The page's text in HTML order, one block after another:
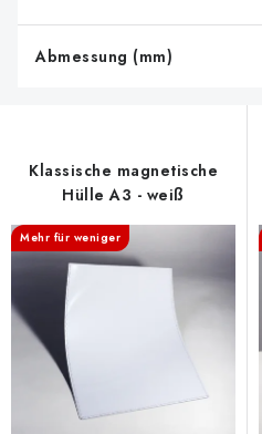
e
o
d
u
k
Abmessung (mm)
Klassische magnetische
Hülle A3 - weiß
Mehr für weniger